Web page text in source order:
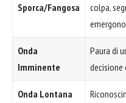
Sporca/Fangosa
colpa,
Onda
Imminente
Paura di
Onda Lontana